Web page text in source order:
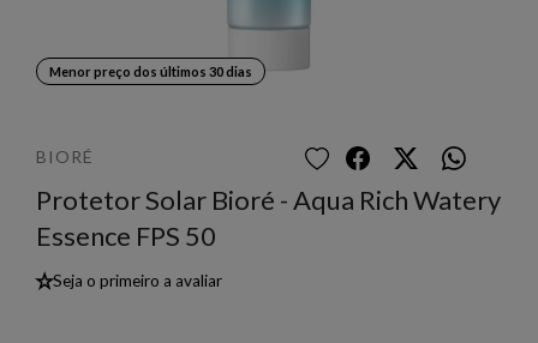
Menor preço dos últimos 30 dias
BIORÉ
Protetor Solar Bioré - Aqua Rich Watery
Essence FPS 50
★Seja o primeiro a avaliar